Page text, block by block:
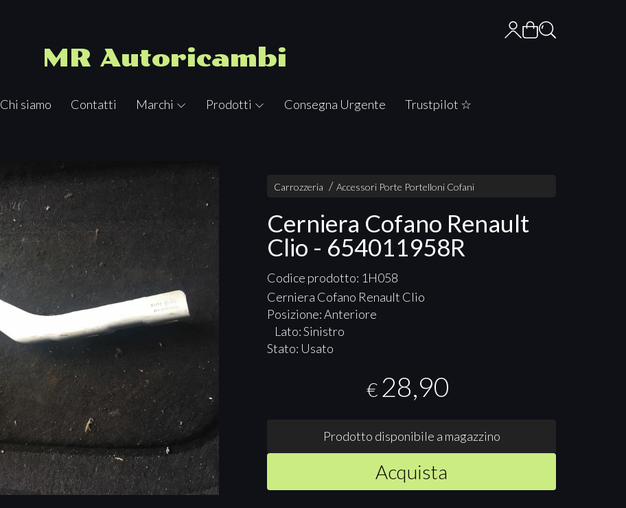
MR Autoricambi
Chi siamo Contatti Marchi Prodotti Consegna Urgente Trustpilot ☆
Carrozzeria Accessori Porte Portelloni Cofani
Cerniera Cofano Renault
Clio - 654011958R
Codice prodotto: 1H058
Cerniera Cofano Renault Clio
Posizione: Anteriore
Lato: Sinistro
Stato: Usato
€ 28,90
Prodotto disponibile a magazzino
Acquista